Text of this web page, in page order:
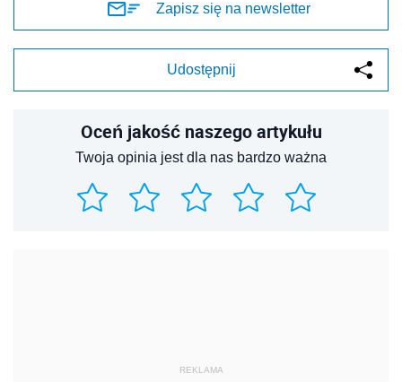
Zapisz się na newsletter
Udostępnij
Oceń jakość naszego artykułu
Twoja opinia jest dla nas bardzo ważna
REKLAMA